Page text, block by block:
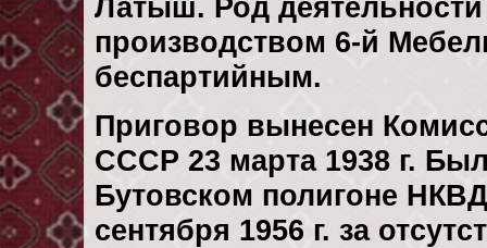
Латыш. Род
производством 6-й
беспартийным.
Приговор вынесен
СССР 23 марта 1938 г.
Бутовском полигоне
сентября 1956 г. за